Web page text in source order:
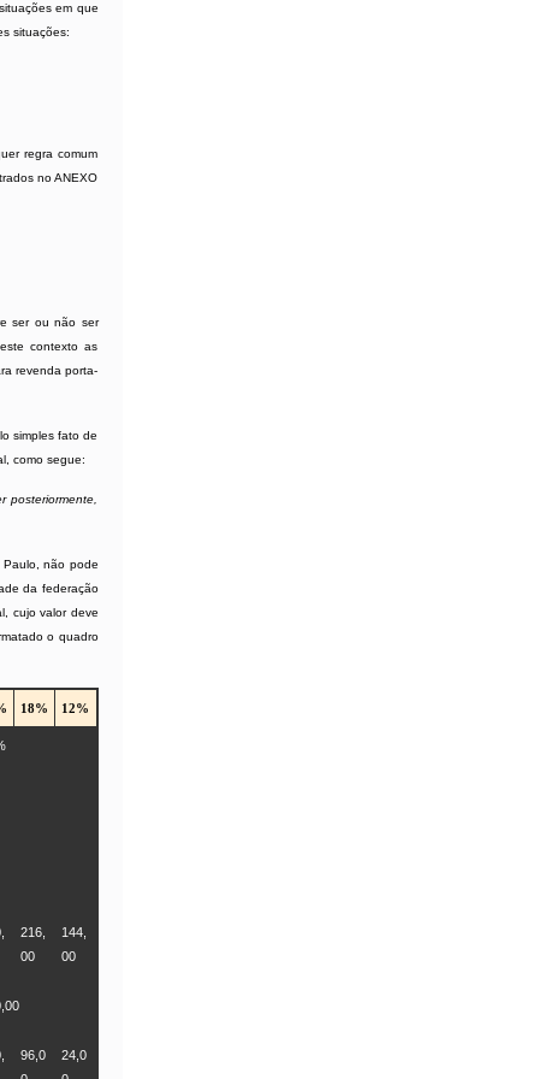
em que
situações:
regra comum
no ANEXO
ser ou não ser
contexto as
revenda porta-
simples fato de
, como segue:
posteriormente,
Paulo, não pode
da federação
cujo valor deve
o quadro
18% 12%
216,
00
144,
00
96,0
24,0